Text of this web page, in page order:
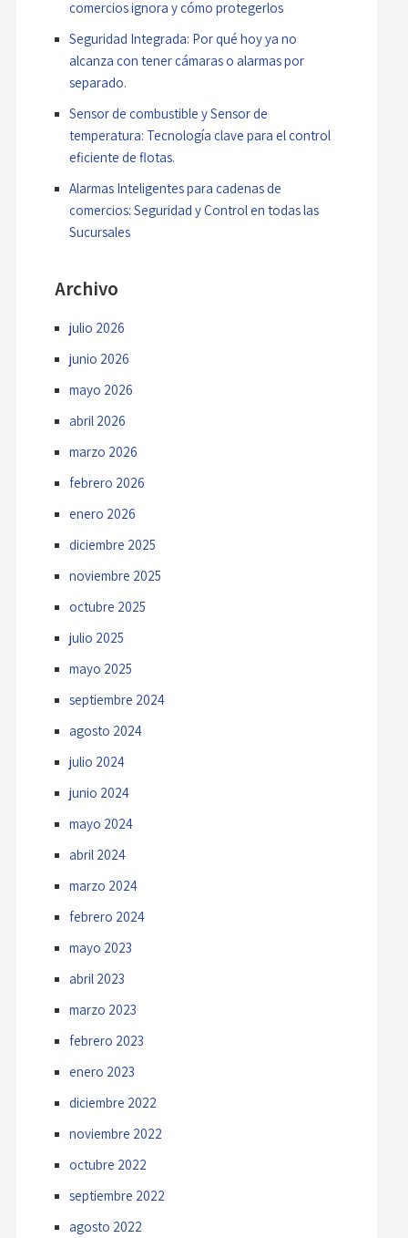
comercios ignora y cómo protegerlos
Seguridad Integrada: Por qué hoy ya no
alcanza con tener cámaras o alarmas por
separado.
Sensor de combustible y Sensor de
temperatura: Tecnología clave para el control
eficiente de flotas.
Alarmas Inteligentes para cadenas de
comercios: Seguridad y Control en todas las
Sucursales
Archivo
julio 2026
junio 2026
mayo 2026
abril 2026
marzo 2026
febrero 2026
enero 2026
diciembre 2025
noviembre 2025
octubre 2025
julio 2025
mayo 2025
septiembre 2024
agosto 2024
julio 2024
junio 2024
mayo 2024
abril 2024
marzo 2024
febrero 2024
mayo 2023
abril 2023
marzo 2023
febrero 2023
enero 2023
diciembre 2022
noviembre 2022
octubre 2022
septiembre 2022
agosto 2022